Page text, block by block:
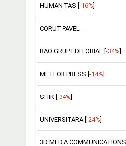
HUMANITAS [ -16%
CORUT PAVEL
RAO GRUP EDITORIAL [ -34%
METEOR PRESS [ -14%
SHIK [-34%]
UNIVERSITARA [-24%]
3D MEDIA COMMUNICATIONS